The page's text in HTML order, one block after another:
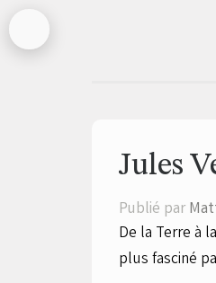
Jules
Publié par
De la Terre à
plus fasciné